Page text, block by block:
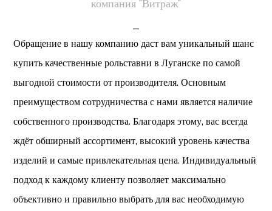
компания "Витраж"
Обращение в нашу компанию даст вам уникальный шанс
купить качественные рольставни в Луганске по самой
выгодной стоимости от производителя. Основным
преимуществом сотрудничества с нами является наличие
собственного производства. Благодаря этому, вас всегда
ждёт обширный ассортимент, высокий уровень качества
изделий и самые привлекательная цена. Индивидуальный
подход к каждому клиенту позволяет максимально
объективно и правильно выбрать для вас необходимую